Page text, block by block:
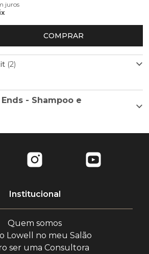
juros
COMPRAR
(2)
Diária Regeneradora Ends 200ml
Regenerador Ends 240ml
- Shampoo e
Ends 240ml
Institucional
Quem somos
Lowell no meu Salão
ser uma Consultora